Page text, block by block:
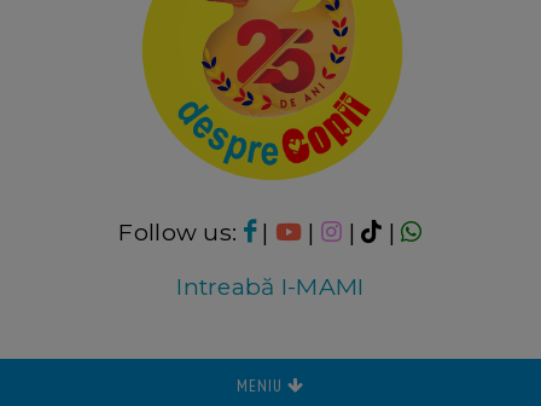
Follow us: | | |
|
Intreabă I-MAMI
MENIU